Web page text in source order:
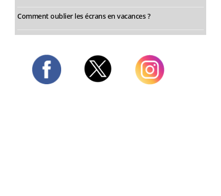
Comment oublier les écrans en vacances ?